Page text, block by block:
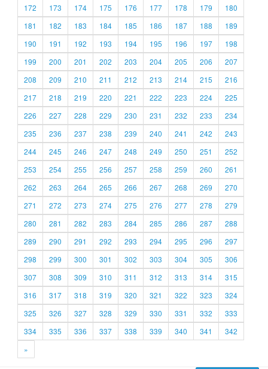
172
173 174 175 176 177 178 179
180
181
182 183 184 185 186 187 188
189
190
191 192 193 194 195 196 197
198
199
200 201 202 203 204 205 206
207
208
209 210 211 212 213 214 215
216
217
218 219 220 221 222 223 224
225
226
227 228 229 230 231 232 233
234
235
236 237 238 239 240 241 242
243
244
245 246 247 248 249 250 251
252
253
254 255 256 257 258 259 260
261
262
263 264 265 266 267 268 269
270
271
272 273 274 275 276 277 278
279
280
281 282 283 284 285 286 287
288
289
290 291 292 293 294 295 296
297
298
299 300 301 302 303 304 305
306
307
308 309 310 311 312 313 314
315
316
317 318 319 320 321 322 323
324
325
326 327 328 329 330 331 332
333
334
335 336 337 338 339 340 341
342
»